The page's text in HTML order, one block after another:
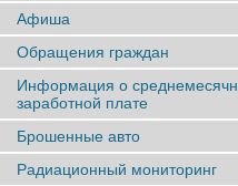
Афиша
Обращения граждан
Информация о
заработной плате
Брошенные авто
Радиационный мониторинг